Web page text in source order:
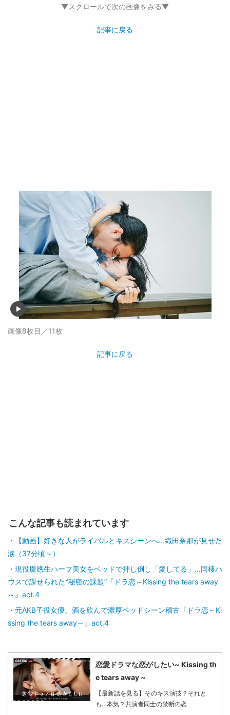
▼スクロールで次の画像をみる▼
記事に戻る
画像8枚目／11枚
記事に戻る
こんな記事も読まれています
【動画】好きな人がライバルとキスシーンへ…織田奈那が見せた
涙（37分頃～）
現役慶應生ハーフ美女をベッドで押し倒し「愛してる」…同棲ハ
ウスで課せられた‟秘密の課題”『ドラ恋～Kissing the tears away
～』act.4
元AKB子役女優、酒を飲んで濃厚ベッドシーン稽古『ドラ恋～Ki
ssing the tears away～』act.4
恋愛ドラマな恋がしたい~ Kissing th
e tears away ~
【最新話を見る】そのキス演技？それと
も…本気？共演者同士の禁断の恋